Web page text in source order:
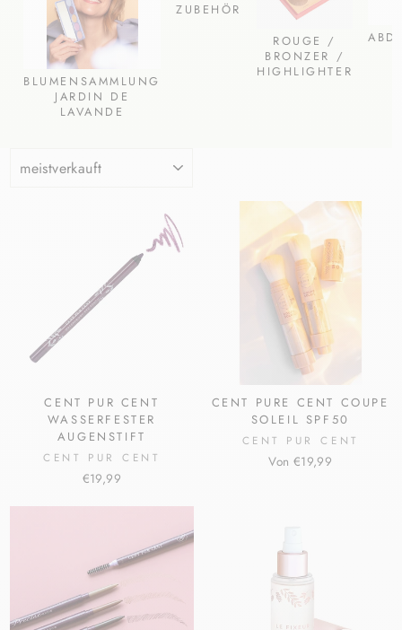
BLUMENSAMMLUNG
JARDIN DE
LAVANDE
ZUBEHÖR
ROUGE /
BRONZER /
HIGHLIGHTER
CENT PUR CENT
WASSERFESTER
AUGENSTIFT
CENT PUR CENT
€19,99
CENT PURE CENT COUPE
SOLEIL SPF50
CENT PUR CENT
Von €19,99